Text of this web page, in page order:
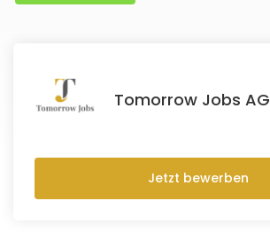
Tomorrow Jobs AG
Jetzt bewerben